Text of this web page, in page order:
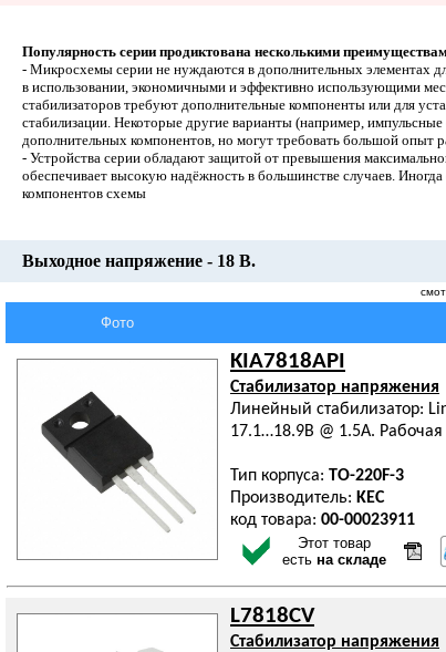
Популярность серии продиктована несколькими
- Микросхемы серии не нуждаются в дополнительных элементах
в использовании, экономичными и эффективно использующими
стабилизаторов требуют дополнительные компоненты или для
стабилизации. Некоторые другие варианты (например,
дополнительных компонентов, но могут требовать большой опыт
- Устройства серии обладают защитой от превышения
обеспечивает высокую надёжность в большинстве случаев.
компонентов схемы
Выходное напряжение - 18 В.
Фото
KIA7818API
Стабилизатор напряжения
Линейный стабилизатор:
17.1…18.9В @ 1.5А. Рабочая
Тип корпуса: TO-220F-3
Производитель: KEC
код товара: 00-00023911
Этот товар
есть на складе
L7818CV
Стабилизатор напряжения